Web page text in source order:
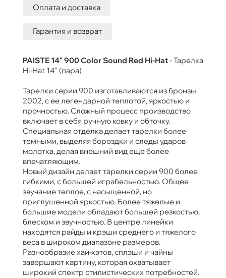
Оплата и доставка
Гарантия и возврат
PAISTE 14" 900 Color Sound Red Hi-Hat- Тарелка
Hi-Hat 14" (пара)
Тарелки серии 900 изготавливаются из бронзы
2002, с ее легендарной теплотой, яркостью и
прочностью. Сложный процесс производство
включает в себя ручную ковку и обточку.
Специальная отделка делает тарелки более
темными, выделяя бороздки и следы ударов
молотка, делая внешний вид еще более
впечатляющим.
Новый дизайн делает тарелки серии 900 более
гибкими, с большей играбельностью. Общее
звучание теплое, с насыщенной, но
приглушенной яркостью. Более тяжелые и
большие модели обладают большей резкостью,
блеском и звучностью. В центре линейки
находятся райды и крэши среднего и тяжелого
веса в широком диапазоне размеров.
Разнообразие хай-хэтов, сплэши и чайны
завершают картину, которая охватывает
широкий спектр стилистических потребностей.